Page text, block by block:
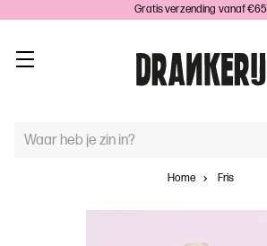
Gratis verzending vanaf €65
TREFWOORD
Home
Fris